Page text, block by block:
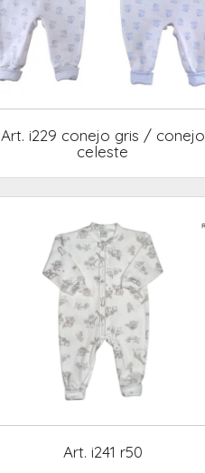
Art. i229 conejo gris / conejo
celeste
Art. i241 r50